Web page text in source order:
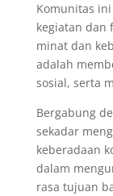
Komunitas
kegiatan dan
minat dan
adalah
sosial, serta
Bergabung
sekadar
keberadaan
dalam
rasa tujuan